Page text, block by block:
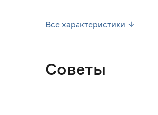
Все характеристики
Советы